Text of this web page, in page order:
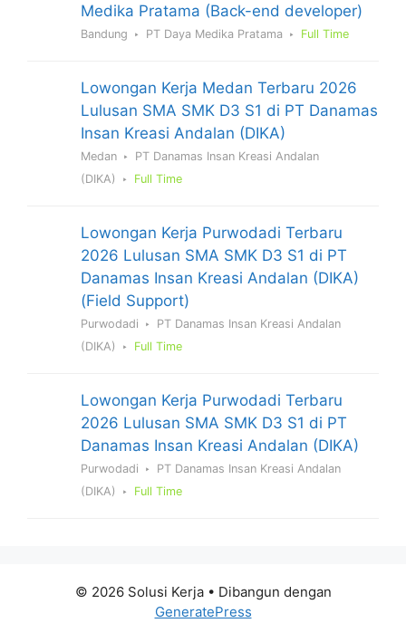
Medika Pratama (Back-end developer)
Bandung PT Daya Medika Pratama Full Time
Lowongan Kerja Medan Terbaru 2026
Lulusan SMA SMK D3 S1 di PT Danamas
Insan Kreasi Andalan (DIKA)
Medan
PT Danamas Insan Kreasi Andalan
(DIKA)
Full Time
Lowongan Kerja Purwodadi Terbaru
2026 Lulusan SMA SMK D3 S1 di PT
Danamas Insan Kreasi Andalan (DIKA)
(Field Support)
Purwodadi
PT Danamas Insan Kreasi Andalan
(DIKA)
Full Time
Lowongan Kerja Purwodadi Terbaru
2026 Lulusan SMA SMK D3 S1 di PT
Danamas Insan Kreasi Andalan (DIKA)
Purwodadi
PT Danamas Insan Kreasi Andalan
(DIKA)
Full Time
© 2026 Solusi Kerja• Dibangun dengan
GeneratePress